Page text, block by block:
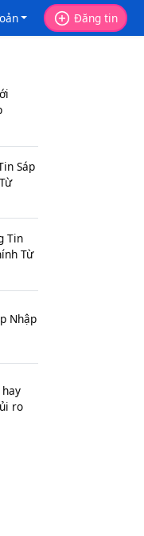
Đăng tin
Sáp
Tin
Từ
Nhập
ro